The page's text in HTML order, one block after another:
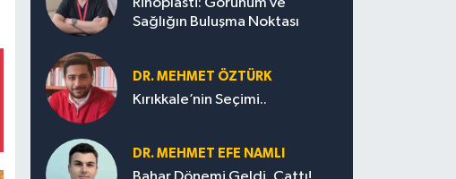
Rinoplasti: Görünüm ve
Sağlığın Buluşma Noktası
DR. MEHMET ÖZTÜRK
Kırıkkale’nin Seçimi..
DR. MEHMET EFE NAMLI